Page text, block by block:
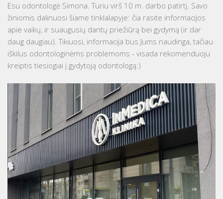
Esu odontologė Simona. Turiu virš 10 m. darbo patirtį. Savo
žiniomis dalinuosi šiame tinklalapyje: čia rasite informacijos
apie vaikų, ir suaugusių dantų priežiūrą bei gydymą (ir dar
daug daugiau). Tikiuosi, informacija bus Jums naudinga, tačiau
iškilus odontologinėms problemoms - visada rekomenduoju
kreiptis tiesiogiai į gydytoją odontologą:)